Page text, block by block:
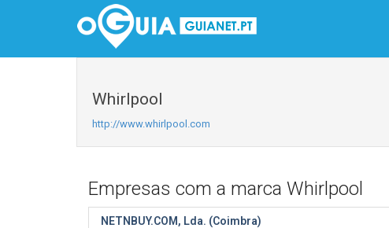
Whirlpool
http://www.whirlpool.com
Empresas com a marca Whirlpool
NETNBUY.COM, Lda. (Coimbra)